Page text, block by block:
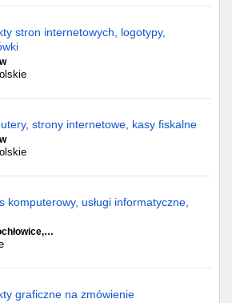
stron internetowych, logotypy,
strony internetowe, kasy fiskalne
komputerowy, usługi informatyczne,
graficzne na zmówienie